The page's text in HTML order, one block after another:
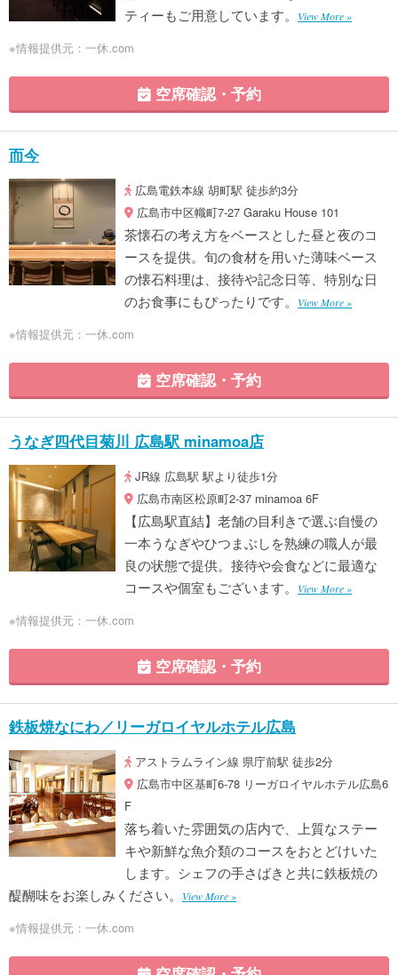
ティーもご用意しています。
View More »
※情報提供元：一休.com
空席確認・予約
而今
広島電鉄本線 胡町駅 徒歩約3分
広島市中区幟町7-27 Garaku House 101
茶懐石の考え方をベースとした昼と夜のコ
ースを提供。旬の食材を用いた薄味ベース
の懐石料理は、接待や記念日等、特別な日
のお食事にもぴったりです。
View More »
※情報提供元：一休.com
空席確認・予約
うなぎ四代目菊川 広島駅 minamoa店
JR線 広島駅 駅より徒歩1分
広島市南区松原町2-37 minamoa 6F
【広島駅直結】老舗の目利きで選ぶ自慢の
一本うなぎやひつまぶしを熟練の職人が最
良の状態で提供。接待や会食などに最適な
コースや個室もございます。
View More »
※情報提供元：一休.com
空席確認・予約
鉄板焼なにわ／リーガロイヤルホテル広島
アストラムライン線 県庁前駅 徒歩2分
広島市中区基町6-78 リーガロイヤルホテル広島6
F
落ち着いた雰囲気の店内で、上質なステー
キや新鮮な魚介類のコースをおとどけいた
します。シェフの手さばきと共に鉄板焼の
醍醐味をお楽しみください。
View More »
※情報提供元：一休.com